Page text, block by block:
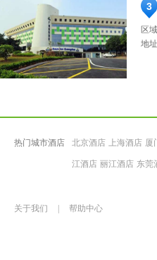
3
区
地址
热门城市酒店 北京酒店 上海酒店 厦
江酒店 丽江酒店 东莞
关于我们
帮助中心